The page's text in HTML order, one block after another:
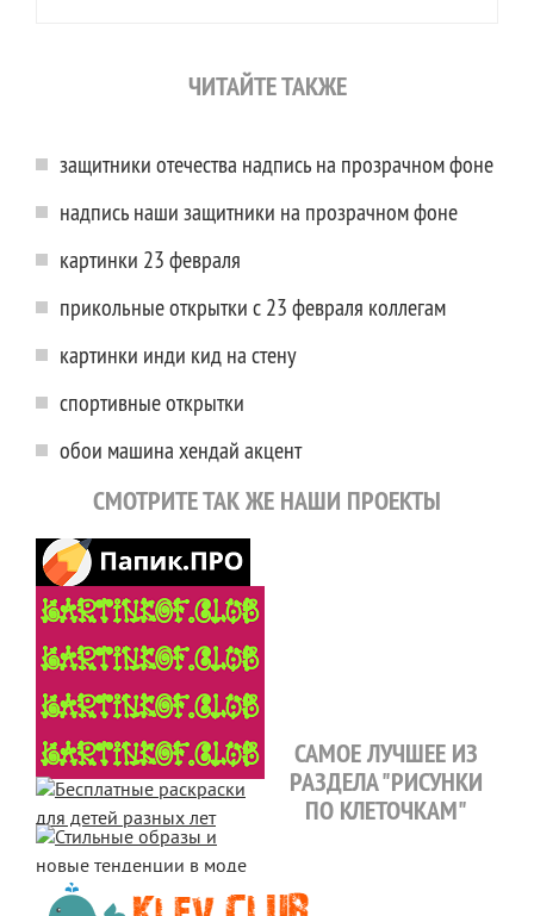
ЧИТАЙТЕ ТАКЖЕ
защитники отечества надпись на прозрачном фоне
надпись наши защитники на прозрачном фоне
картинки 23 февраля
прикольные открытки с 23 февраля коллегам
картинки инди кид на стену
спортивные открытки
обои машина хендай акцент
СМОТРИТЕ ТАК ЖЕ НАШИ ПРОЕКТЫ
САМОЕ ЛУЧШЕЕ ИЗ
РАЗДЕЛА "РИСУНКИ
ПО КЛЕТОЧКАМ"